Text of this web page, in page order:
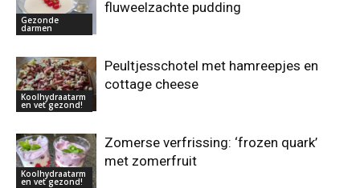
Gezonde
darmen
fluweelzachte pudding
Koolhydraatarm
en vet gezond!
Peultjesschotel met hamreepjes en
cottage cheese
Koolhydraatarm
en vet gezond!
Zomerse verfrissing: ‘frozen quark’
met zomerfruit